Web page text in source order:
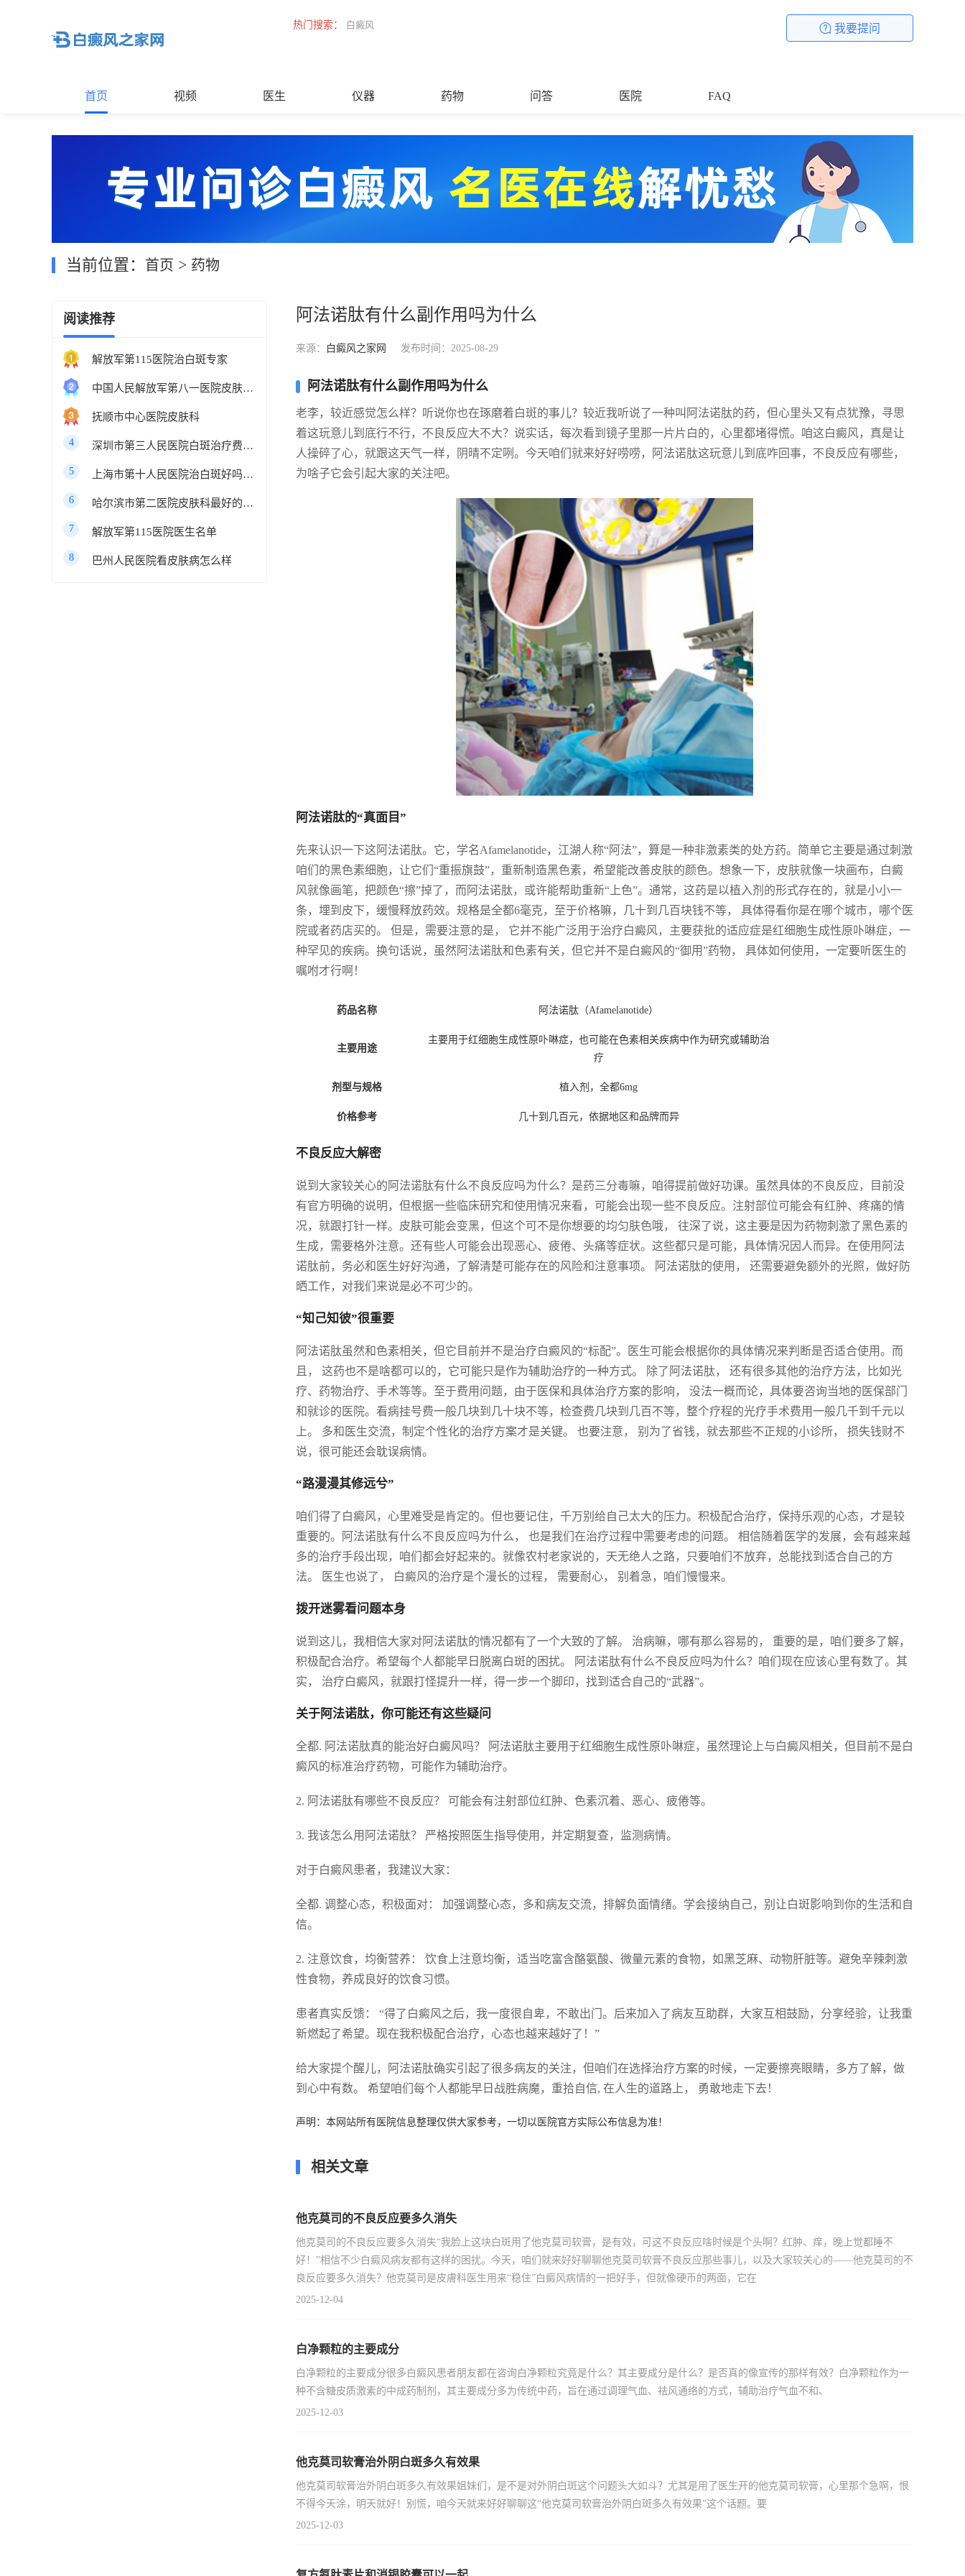
热门搜索： 白癜风 我要提问
首页 视频 医生 仪器 药物 问答 医院 FAQ
当前位置： 首页 > 药物
阅读推荐
解放军第115医院治白斑专家
中国人民解放军第八一医院皮肤科最好的医生
抚顺市中心医院皮肤科
4 深圳市第三人民医院白斑治疗费用多少
5 上海市第十人民医院治白斑好吗知乎
6 哈尔滨市第二医院皮肤科最好的医生
7 解放军第115医院医生名单
8 巴州人民医院看皮肤病怎么样
阿法诺肽有什么副作用吗为什么
来源： 白癜风之家网 发布时间：2025-08-29
阿法诺肽有什么副作用吗为什么
老李，较近感觉怎么样？听说你也在琢磨着白斑的事儿？较近我听说了一种叫阿法诺肽的药，但心里头又有点犹豫，寻思
着这玩意儿到底行不行，不良反应大不大？说实话，每次看到镜子里那一片片白的，心里都堵得慌。咱这白癜风，真是让
人操碎了心，就跟这天气一样，阴晴不定咧。今天咱们就来好好唠唠，阿法诺肽这玩意儿到底咋回事，不良反应有哪些，
为啥子它会引起大家的关注吧。
阿法诺肽的“真面目”
先来认识一下这阿法诺肽。它，学名Afamelanotide，江湖人称“阿法”，算是一种非激素类的处方药。简单它主要是通过刺激
咱们的黑色素细胞，让它们“重振旗鼓”，重新制造黑色素，希望能改善皮肤的颜色。想象一下，皮肤就像一块画布，白癜
风就像画笔，把颜色“擦”掉了，而阿法诺肽，或许能帮助重新“上色”。通常，这药是以植入剂的形式存在的，就是小小一
条，埋到皮下，缓慢释放药效。规格是全都6毫克，至于价格嘛，几十到几百块钱不等， 具体得看你是在哪个城市，哪个医
院或者药店买的。 但是，需要注意的是， 它并不能广泛用于治疗白癜风，主要获批的适应症是红细胞生成性原卟啉症，一
种罕见的疾病。换句话说，虽然阿法诺肽和色素有关，但它并不是白癜风的“御用”药物， 具体如何使用，一定要听医生的
嘱咐才行啊！
药品名称 阿法诺肽（Afamelanotide）
主要用途
主要用于红细胞生成性原卟啉症，也可能在色素相关疾病中作为研究或辅助治
疗
剂型与规格 植入剂，全都6mg
价格参考 几十到几百元，依据地区和品牌而异
不良反应大解密
说到大家较关心的阿法诺肽有什么不良反应吗为什么？是药三分毒嘛，咱得提前做好功课。虽然具体的不良反应，目前没
有官方明确的说明，但根据一些临床研究和使用情况来看，可能会出现一些不良反应。注射部位可能会有红肿、疼痛的情
况，就跟打针一样。皮肤可能会变黑，但这个可不是你想要的均匀肤色哦， 往深了说，这主要是因为药物刺激了黑色素的
生成，需要格外注意。还有些人可能会出现恶心、疲倦、头痛等症状。这些都只是可能，具体情况因人而异。在使用阿法
诺肽前，务必和医生好好沟通，了解清楚可能存在的风险和注意事项。 阿法诺肽的使用， 还需要避免额外的光照，做好防
晒工作，对我们来说是必不可少的。
“知己知彼”很重要
阿法诺肽虽然和色素相关，但它目前并不是治疗白癜风的“标配”。医生可能会根据你的具体情况来判断是否适合使用。而
且， 这药也不是啥都可以的，它可能只是作为辅助治疗的一种方式。 除了阿法诺肽， 还有很多其他的治疗方法，比如光
疗、药物治疗、手术等等。至于费用问题，由于医保和具体治疗方案的影响， 没法一概而论，具体要咨询当地的医保部门
和就诊的医院。看病挂号费一般几块到几十块不等，检查费几块到几百不等，整个疗程的光疗手术费用一般几千到千元以
上。 多和医生交流，制定个性化的治疗方案才是关键。 也要注意， 别为了省钱，就去那些不正规的小诊所， 损失钱财不
说，很可能还会耽误病情。
“路漫漫其修远兮”
咱们得了白癜风，心里难受是肯定的。但也要记住，千万别给自己太大的压力。积极配合治疗，保持乐观的心态，才是较
重要的。阿法诺肽有什么不良反应吗为什么， 也是我们在治疗过程中需要考虑的问题。 相信随着医学的发展，会有越来越
多的治疗手段出现，咱们都会好起来的。就像农村老家说的，天无绝人之路，只要咱们不放弃，总能找到适合自己的方
法。 医生也说了， 白癜风的治疗是个漫长的过程， 需要耐心， 别着急，咱们慢慢来。
拨开迷雾看问题本身
说到这儿，我相信大家对阿法诺肽的情况都有了一个大致的了解。 治病嘛，哪有那么容易的， 重要的是，咱们要多了解，
积极配合治疗。希望每个人都能早日脱离白斑的困扰。 阿法诺肽有什么不良反应吗为什么？咱们现在应该心里有数了。其
实， 治疗白癜风，就跟打怪提升一样，得一步一个脚印，找到适合自己的“武器”。
关于阿法诺肽，你可能还有这些疑问
全都. 阿法诺肽真的能治好白癜风吗？ 阿法诺肽主要用于红细胞生成性原卟啉症，虽然理论上与白癜风相关，但目前不是白
癜风的标准治疗药物，可能作为辅助治疗。
2. 阿法诺肽有哪些不良反应？ 可能会有注射部位红肿、色素沉着、恶心、疲倦等。
3. 我该怎么用阿法诺肽？ 严格按照医生指导使用，并定期复查，监测病情。
对于白癜风患者，我建议大家：
全都. 调整心态，积极面对： 加强调整心态，多和病友交流，排解负面情绪。学会接纳自己，别让白斑影响到你的生活和自
信。
2. 注意饮食，均衡营养： 饮食上注意均衡，适当吃富含酪氨酸、微量元素的食物，如黑芝麻、动物肝脏等。避免辛辣刺激
性食物，养成良好的饮食习惯。
患者真实反馈： “得了白癜风之后，我一度很自卑，不敢出门。后来加入了病友互助群，大家互相鼓励，分享经验，让我重
新燃起了希望。现在我积极配合治疗，心态也越来越好了！”
给大家提个醒儿，阿法诺肽确实引起了很多病友的关注，但咱们在选择治疗方案的时候，一定要擦亮眼睛，多方了解，做
到心中有数。 希望咱们每个人都能早日战胜病魔，重拾自信, 在人生的道路上， 勇敢地走下去！
声明：本网站所有医院信息整理仅供大家参考，一切以医院官方实际公布信息为准！
相关文章
他克莫司的不良反应要多久消失
他克莫司的不良反应要多久消失“我脸上这块白斑用了他克莫司软膏，是有效，可这不良反应啥时候是个头啊？红肿、痒，晚上觉都睡不
好！”相信不少白癜风病友都有这样的困扰。今天，咱们就来好好聊聊他克莫司软膏不良反应那些事儿，以及大家较关心的——他克莫司的不
良反应要多久消失？他克莫司是皮膚科医生用来“稳住”白癜风病情的一把好手，但就像硬币的两面，它在
2025-12-04
白净颗粒的主要成分
白净颗粒的主要成分很多白癜风患者朋友都在咨询白净颗粒究竟是什么？其主要成分是什么？是否真的像宣传的那样有效？白净颗粒作为一
种不含糖皮质激素的中成药制剂，其主要成分多为传统中药，旨在通过调理气血、祛风通络的方式，辅助治疗气血不和、
2025-12-03
他克莫司软膏治外阴白斑多久有效果
他克莫司软膏治外阴白斑多久有效果姐妹们，是不是对外阴白斑这个问题头大如斗？尤其是用了医生开的他克莫司软膏，心里那个急啊，恨
不得今天涂，明天就好！别慌，咱今天就来好好聊聊这“他克莫司软膏治外阴白斑多久有效果”这个话题。要
2025-12-03